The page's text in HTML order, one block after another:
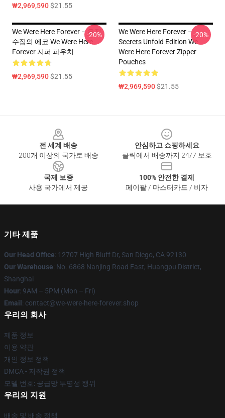
₩2,969,590$21.55
We Were Here Forever – 우정
수집의 에코 We Were Here
Forever 지퍼 파우치
₩2,969,590$21.55
-20%
We Were Here Forever –
Secrets Unfold Edition We
Were Here Forever Zipper
Pouches
₩2,969,590$21.55
-20%
전 세계 배송
200개 이상의 국가로 배송
안심하고 쇼핑하세요
클릭에서 배송까지 24/7 보호
국제 보증
사용 국가에서 제공
100% 안전한 결제
페이팔 / 마스터카드 / 비자
기타 제품
Our Head Office: 12707 High Bluff Dr, San Diego, CA 92130
Our Warehouse: No. 6868 Nanjing Road East, Huangpu District,
Shanghai
Hour: 9AM – 5PM (Mon – Fri)
Email : contact@we-were-here-forever.shop
우리의 회사
제품 정보
이용 약관
개인 정보 정책
DMCA - 저작권 정책
모델 번호: 공급망 투명성 행위
우리의 지원
배송 및 배송 정책